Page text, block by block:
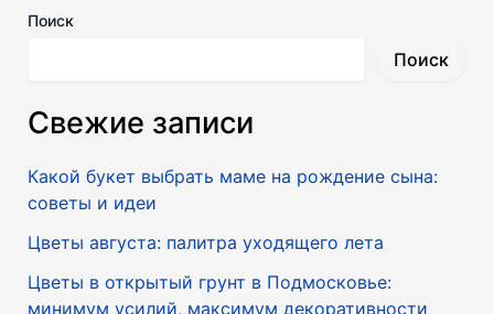
Поиск
Поиск
Свежие записи
Какой букет выбрать маме на рождение сына:
советы и идеи
Цветы августа: палитра уходящего лета
Цветы в открытый грунт в Подмосковье:
минимум усилий, максимум декоративности